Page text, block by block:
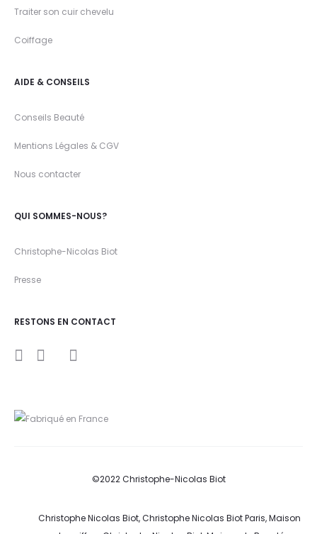
Traiter son cuir chevelu
Coiffage
AIDE & CONSEILS
Conseils Beauté
Mentions Légales & CGV
Nous contacter
QUI SOMMES-NOUS?
Christophe-Nicolas Biot
Presse
RESTONS EN CONTACT
a
u
b
©2022 Christophe-Nicolas Biot
Christophe Nicolas Biot, Christophe Nicolas Biot Paris, Maison